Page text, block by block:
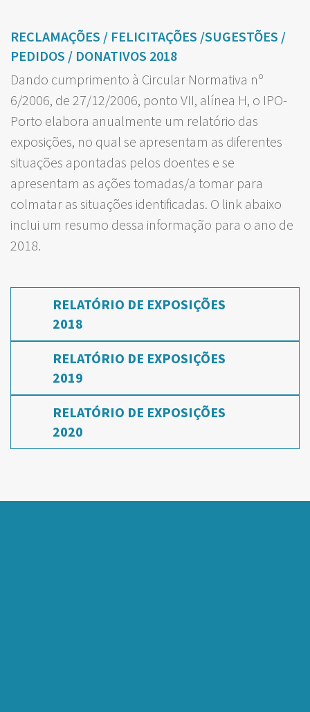
RECLAMAÇÕES / FELICITAÇÕES /SUGESTÕES /
PEDIDOS / DONATIVOS 2018
Dando cumprimento à Circular Normativa nº
6/2006, de 27/12/2006, ponto VII, alínea H, o IPO-
Porto elabora anualmente um relatório das
exposições, no qual se apresentam as diferentes
situações apontadas pelos doentes e se
apresentam as ações tomadas/a tomar para
colmatar as situações identificadas. O link abaixo
inclui um resumo dessa informação para o ano de
2018.
RELATÓRIO DE EXPOSIÇÕES
2018
RELATÓRIO DE EXPOSIÇÕES
2019
RELATÓRIO DE EXPOSIÇÕES
2020